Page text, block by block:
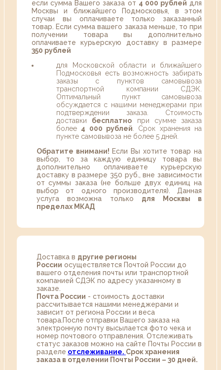
если сумма Вашего заказа от 4 000 рублей для
Москвы и ближайшего Подмосковья, в этом
случаи вы оплачиваете только заказанный
товар. Если сумма вашего заказа меньше, то при
получении товара вы дополнительно
оплачиваете курьерскую доставку в размере
350 рублей
для Московской области и ближайшего
Подмосковья есть возможность забирать
заказы с пунктов самовывоза
транспортной компании СДЭК.
Оптимальный пункт самовывоза
обсуждается с нашими менеджерами при
подтверждении заказа. Стоимость
доставки бесплатно при сумме заказа
более 4 000 рублей . Срок хранения на
пункте самовывоза не более 5 дней.
Обратите внимани! Если Вы хотите товар на
выбор, то за каждую единицу товара вы
дополнительно оплачиваете курьерскую
доставку в размере 350 руб., вне зависимости
от суммы заказа (не больше двух единиц на
выбор от одного производителя). Данная
услуга возможна только для Москвы в
пределах МКАД
Доставка в другие регионы
России осуществляется Почтой России до
вашего отделения почты или транспортной
компанией СДЭК по адресу указанному в
заказе.
Почта России - стоимость доставки
рассчитывается нашими менеджерами и
зависит от региона России и веса
товара.После отправки Вашего заказа на
электронную почту высылается фото чека и
номер почтового отправления. Отслеживать
статус заказов можно на сайте Почты России в
разделе oтслеживание. Срок хранения
заказа в отделении Почты России – 30 дней.